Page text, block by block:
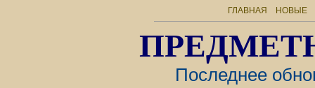
ГЛАВНАЯ НОВЫЕ
Последнее